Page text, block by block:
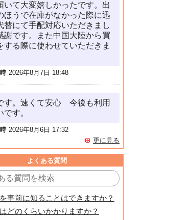
いて大変嬉しかったです。出
ほうで在庫がなかった際に迅
替にて手配対応いただきまし
謝です。また中国大陸から買
する際に使わせていただきま
2026年8月7日 18:48
す。速くて安心 今後も利用
です。
2026年8月6日 17:32
更に見る
よくある質問
事前に知ることはできますか？
どのくらいかかりますか？